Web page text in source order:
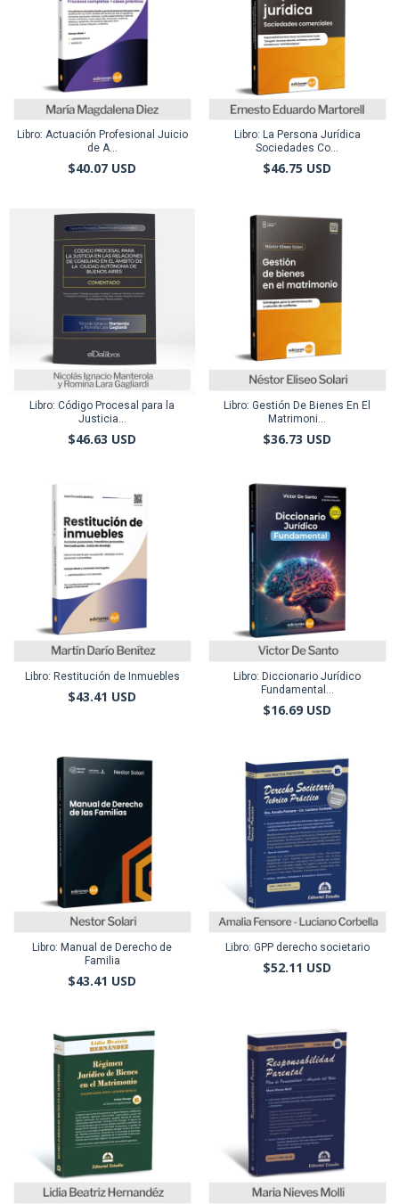
Libro: Actuación Profesional Juicio
de A...
$40.07 USD
Libro: La Persona Jurídica
Sociedades Co...
$46.75 USD
Libro: Código Procesal para la
Justicia...
$46.63 USD
Libro: Gestión De Bienes En El
Matrimoni...
$36.73 USD
Libro: Restitución de Inmuebles
$43.41 USD
Libro: Diccionario Jurídico
Fundamental...
$16.69 USD
Libro: Manual de Derecho de
Familia
$43.41 USD
Libro: GPP derecho societario
$52.11 USD